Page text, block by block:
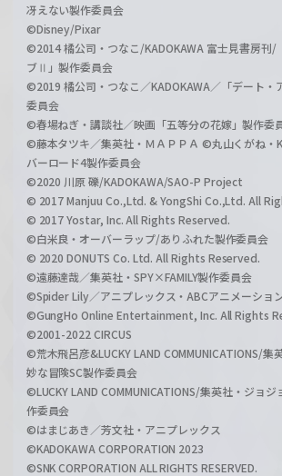
冴えない製作委員会
©Disney/Pixar
©2014 橘公司・つなこ/KADOKAWA 富士見書房刊/
ブⅡ」製作委員会
©2019 橘公司・つなこ／KADOKAWA／「デート
委員会
©春場ねぎ・講談社／映画「五等分の花嫁」製作委
©藤本タツキ／集英社・ＭＡＰＰＡ ©丸山くがね・
バーロード4製作委員会
©2020 川原 礫/KADOKAWA/SAO-P Project
© 2017 Manjuu Co.,Ltd. & YongShi Co.,Ltd. All
© 2017 Yostar, Inc. All Rights Reserved.
©白米良・オーバーラップ/ありふれた製作委員会
© 2020 DONUTS Co. Ltd. All Rights Reserved.
©遠藤達哉／集英社・SPY×FAMILY製作委員会
©Spider Lily／アニプレックス・ABCアニメーショ
©GungHo Online Entertainment, Inc. All Rights
©2001-2022 CIRCUS
©荒木飛呂彦&LUCKY LAND COMMUNICATIONS/集
妙な冒険SC製作委員会
©LUCKY LAND COMMUNICATIONS/集英社・ジョジ
作委員会
©はまじあき／芳文社・アニプレックス
©KADOKAWA CORPORATION 2023
©SNK CORPORATION ALL RIGHTS RESERVED.